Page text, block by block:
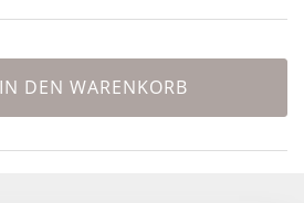
IN DEN WARENKORB